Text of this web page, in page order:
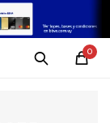
0